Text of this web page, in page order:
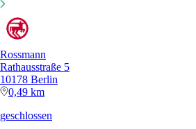
Rossmann
Rathausstraße 5
10178 Berlin
0,49 km
geschlossen